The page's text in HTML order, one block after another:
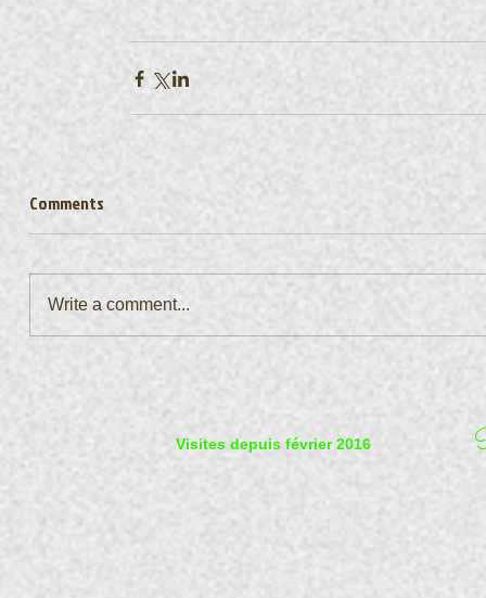
Comments
Write a comment...
Visites depuis février 2016